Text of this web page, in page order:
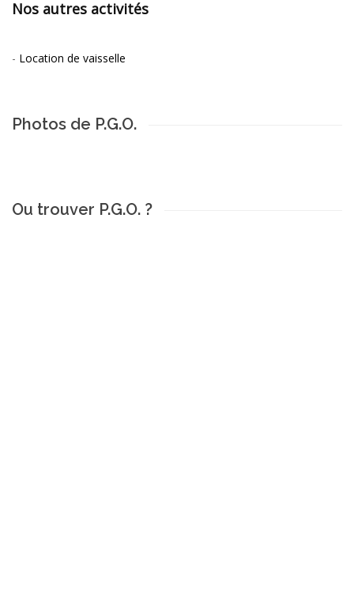
Nos autres activités
- Location de vaisselle
Photos de P.G.O.
Ou trouver P.G.O. ?